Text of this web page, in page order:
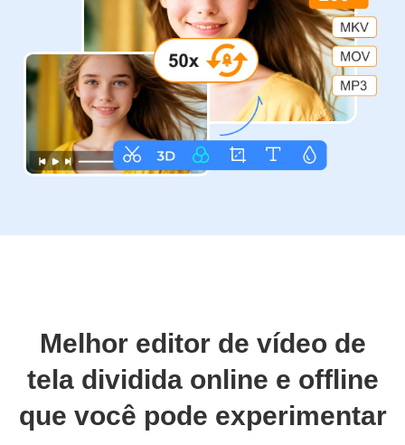
Melhor editor de vídeo de
tela dividida online e offline
que você pode experimentar